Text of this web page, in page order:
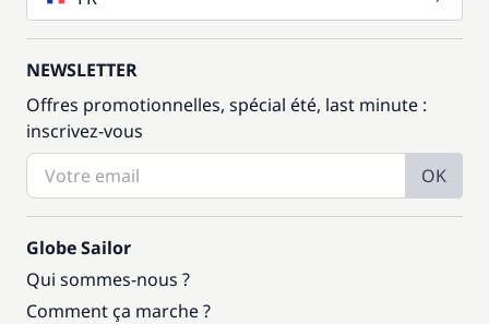
Wifi 60,00 €
/ semaine
NEWSLETTER
Offres promotionnelles, spécial été, last minute :
inscrivez-vous
OK
Globe Sailor
Qui sommes-nous ?
Comment ça marche ?